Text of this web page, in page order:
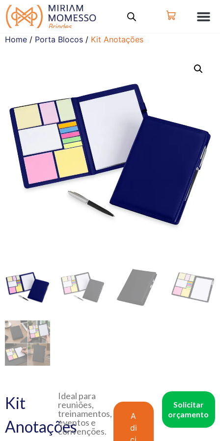
Home / Porta Blocos / Kit Anotações
Kit
Anotações
Ideal para
reuniões,
treinamentos,
eventos e
convenções.
A
di
Solicitar
orçamento